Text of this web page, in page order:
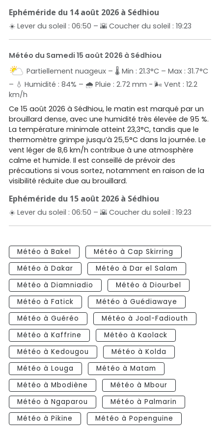
Ephéméride du 14 août 2026 à Sédhiou
☀️ Lever du soleil : 06:50 – 🌇 Coucher du soleil : 19:23
Météo du Samedi 15 août 2026 à Sédhiou
Partiellement nuageux – 🌡️ Min : 21.3°C – Max : 31.7°C
– 💧 Humidité : 84% – 🌧️ Pluie : 2.72 mm - 🌬️ Vent : 12.2
km/h
Ce 15 août 2026 à Sédhiou, le matin est marqué par un
brouillard dense, avec une humidité très élevée de 95 %.
La température minimale atteint 23,3°C, tandis que le
thermomètre grimpe jusqu’à 25,5°C dans la journée. Le
vent léger de 8,6 km/h contribue à une atmosphère
calme et humide. Il est conseillé de prévoir des
précautions si vous sortez, notamment en raison de la
visibilité réduite due au brouillard.
Ephéméride du 15 août 2026 à Sédhiou
☀️ Lever du soleil : 06:50 – 🌇 Coucher du soleil : 19:23
Météo à Bakel
Météo à Cap Skirring
Météo à Dakar
Météo à Dar el Salam
Météo à Diamniadio
Météo à Diourbel
Météo à Fatick
Météo à Guédiawaye
Météo à Guéréo
Météo à Joal-Fadiouth
Météo à Kaffrine
Météo à Kaolack
Météo à Kedougou
Météo à Kolda
Météo à Louga
Météo à Matam
Météo à Mbodiène
Météo à Mbour
Météo à Ngaparou
Météo à Palmarin
Météo à Pikine
Météo à Popenguine